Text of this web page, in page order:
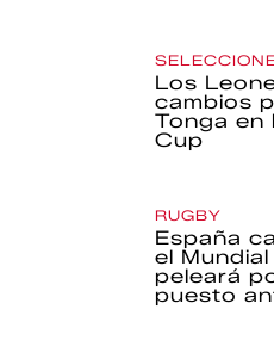
Los
cambios
Tonga en
Cup
RUGBY
España
el
peleará
puesto